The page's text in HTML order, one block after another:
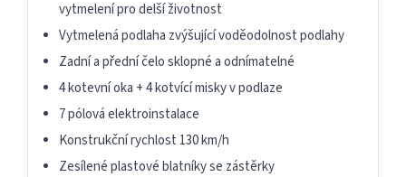
vytmelení pro delší životnost
Vytmelená podlaha zvýšující voděodolnost podlahy
Zadní a přední čelo sklopné a odnímatelné
4 kotevní oka + 4 kotvící misky v podlaze
7 pólová elektroinstalace
Konstrukční rychlost 130 km/h
Zesílené plastové blatníky se zástěrky